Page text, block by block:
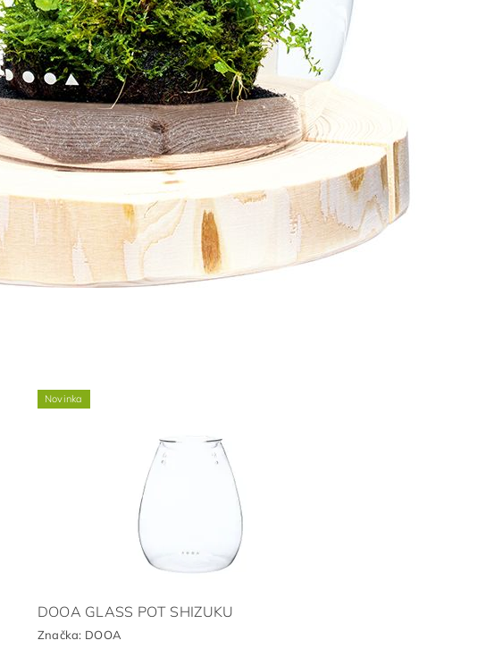
Novinka
DOOA GLASS POT SHIZUKU
Značka: DOOA